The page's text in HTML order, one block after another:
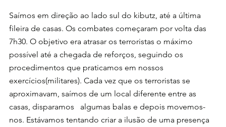
Saímos em direção ao lado sul do kibutz, até a última
fileira de casas. Os combates começaram por volta das
7h30. O objetivo era atrasar os terroristas o máximo
possível até a chegada de reforços, seguindo os
procedimentos que praticamos em nossos
exercícios(militares). Cada vez que os terroristas se
aproximavam, saímos de um local diferente entre as
casas, disparamos   algumas balas e depois movemos-
nos. Estávamos tentando criar a ilusão de uma presença